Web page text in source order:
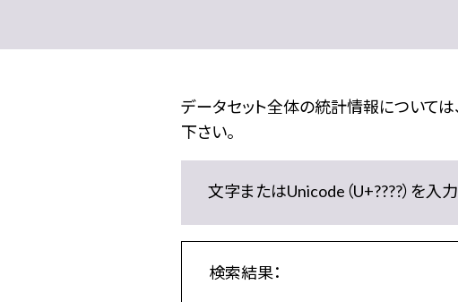
データセット全体の統計情報については
下さい。
文字またはUnicode（U+????）を入力
検索結果：